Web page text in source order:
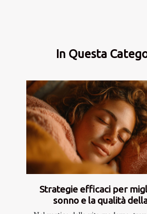
In Questa
Strategie efficaci per
sonno e la qualità